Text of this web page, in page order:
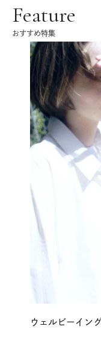
Feature
おすすめ特集
ウェルビーイン